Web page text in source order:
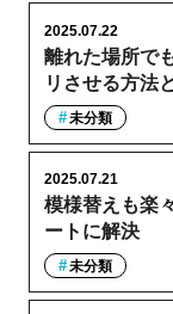
離れた場所で
リさせる方法
2025.07.22
未分類
模様替えも楽
ートに解決
2025.07.21
未分類